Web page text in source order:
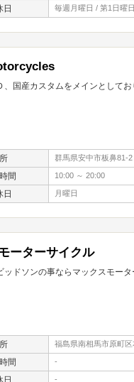
日 毎週月曜日 / 第1日曜日
、国産カスタムをメインとして
群馬県安中市板鼻81-2
間 10:00 ～ 20:00
日 月曜日
ーターサイクル
ッドソンの事ならマックスモー
福島県南相馬市原町
間 -
日 -